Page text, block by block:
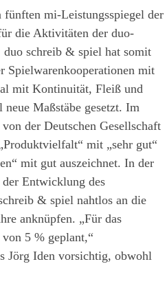
mi-Leistungsspiegel der
die Aktivitäten der duo-
duo schreib & spiel hat somit
Spielwarenkooperationen mit
mit Kontinuität, Fleiß und
Maßstäbe gesetzt. Im
der Deutschen Gesellschaft
mit „sehr gut“
mit gut auszeichnet. In der
Entwicklung des
& spiel nahtlos an die
anknüpfen. „Für das
5 % geplant,“
Jörg Iden vorsichtig, obwohl